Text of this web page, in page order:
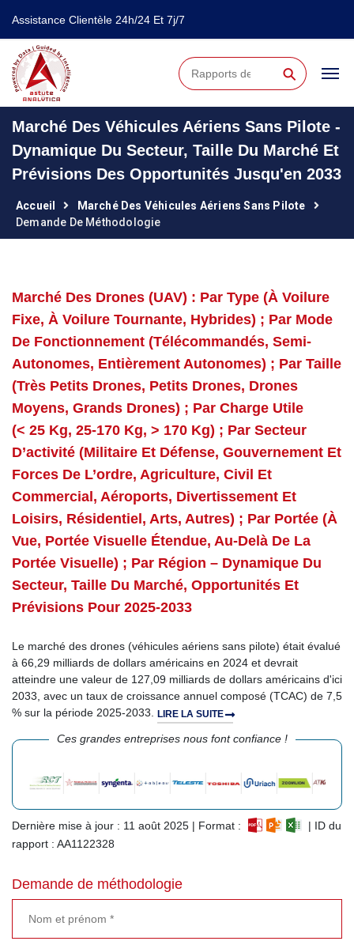
Assistance Clientèle 24h/24 Et 7j/7
⚲
Marché Des Véhicules Aériens Sans Pilote -
Dynamique Du Secteur, Taille Du Marché Et
Prévisions Des Opportunités Jusqu'en 2033
Accueil
Marché Des Véhicules Aériens Sans Pilote
Demande De Méthodologie
Marché Des Drones (UAV) : Par Type (à Voilure
Fixe, À Voilure Tournante, Hybrides) ; Par Mode
De Fonctionnement (télécommandés, Semi-
Autonomes, Entièrement Autonomes) ; Par Taille
(très Petits Drones, Petits Drones, Drones
Moyens, Grands Drones) ; Par Charge Utile
(< 25 Kg, 25-170 Kg, > 170 Kg) ; Par Secteur
D’activité (militaire Et Défense, Gouvernement Et
Forces De L’ordre, Agriculture, Civil Et
Commercial, Aéroports, Divertissement Et
Loisirs, Résidentiel, Arts, Autres) ; Par Portée (à
Vue, Portée Visuelle Étendue, Au-Delà De La
Portée Visuelle) ; Par Région – Dynamique Du
Secteur, Taille Du Marché, Opportunités Et
Prévisions Pour 2025-2033
Le marché des drones (véhicules aériens sans pilote) était évalué
à 66,29 milliards de dollars américains en 2024 et devrait
atteindre une valeur de 127,09 milliards de dollars américains d'ici
2033, avec un taux de croissance annuel composé (TCAC) de 7,5
% sur la période 2025-2033. LIRE LA SUITE
Ces grandes entreprises nous font confiance !
Dernière mise à jour : 11 août 2025 | Format :
| ID du
rapport : AA1122328
Demande de méthodologie